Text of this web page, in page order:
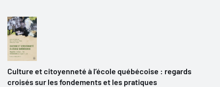
Culture et citoyenneté à l’école québécoise : regards
croisés sur les fondements et les pratiques